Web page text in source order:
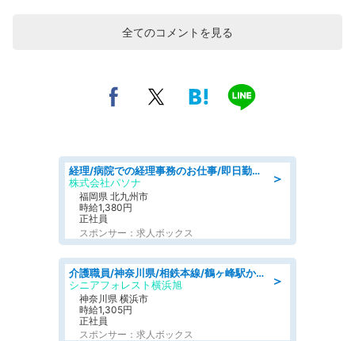
全てのコメントを見る
＞
経理/病院での経理事務のお仕事/即日勤務可/車通勤可/経理/一般事務
株式会社パソナ
福岡県 北九州市
時給1,380円
正社員
スポンサー：求人ボックス
＞
介護職員/神奈川県/相鉄本線/鶴ヶ峰駅からバス10分/横浜市旭区
シニアフォレスト横浜旭
神奈川県 横浜市
時給1,305円
正社員
スポンサー：求人ボックス